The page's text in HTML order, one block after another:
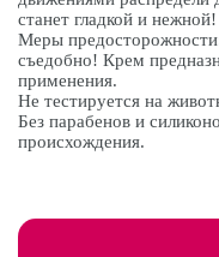
станет гладкой и нежной!
Меры
съедобно! Крем
применения.
Не тестируется на
Без парабенов и
происхождения.